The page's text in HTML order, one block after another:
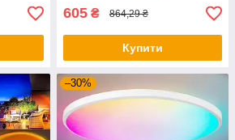
605 ₴ 864,29 ₴
Купити
–30%